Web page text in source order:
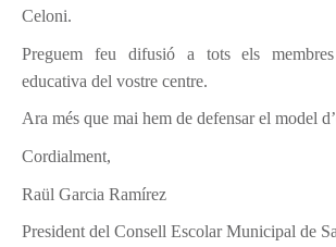
Celoni.
Preguem feu difusió a tots els
educativa del vostre centre.
Ara més que mai hem de defensar el model
Cordialment,
Raül Garcia Ramírez
President del Consell Escolar Municipal de